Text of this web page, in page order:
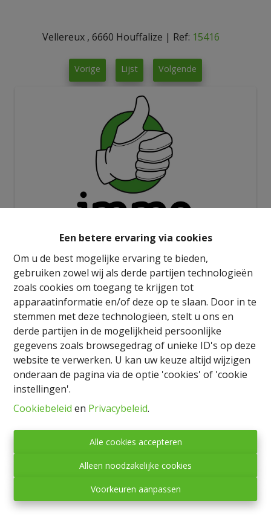
Een betere ervaring via cookies
Om u de best mogelijke ervaring te bieden,
gebruiken zowel wij als derde partijen technologieën
zoals cookies om toegang te krijgen tot
apparaatinformatie en/of deze op te slaan. Door in te
stemmen met deze technologieën, stelt u ons en
derde partijen in de mogelijkheid persoonlijke
gegevens zoals browsegedrag of unieke ID's op deze
website te verwerken. U kan uw keuze altijd wijzigen
onderaan de pagina via de optie 'cookies' of 'cookie
instellingen'.
Cookiebeleid en Privacybeleid.
Alle cookies accepteren
Alleen noodzakelijke cookies
Voorkeuren aanpassen
Vellereux , 6660 Houffalize | Ref: 15416
Vorige Lijst Volgende
Info aanvragen
10173 m²
Grond gedeeltelijk gelegen in een residentiële wijk,
gelegen in Vellereux, die de bouw van meerdere
woningen mogelijk maakt (onder voorbehoud van
stedenbouwkundige goedkeuring).
Verkoop van twee percelen met een totale capaciteit
Meer informatie op aanvraag.